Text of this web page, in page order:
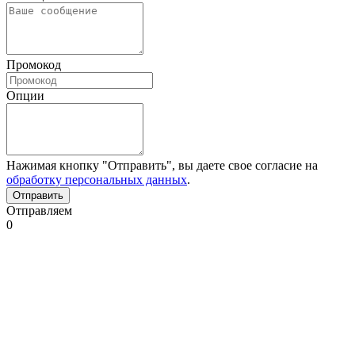
Промокод
Опции
Нажимая кнопку "Отправить", вы даете свое согласие на
обработку персональных данных.
Отправляем
0